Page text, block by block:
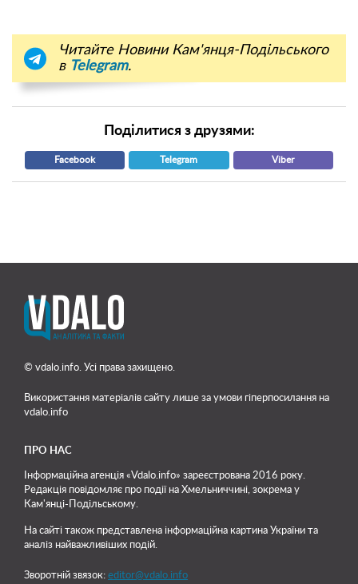
Читайте Новини Кам'янця-Подільського
в Telegram.
Поділитися з друзями:
Facebook Telegram Viber
© vdalo.info. Усі права захищено.
Використання матеріалів сайту лише за умови гіперпосилання на
vdalo.info
ПРО НАС
Інформаційна агенція «Vdalo.info» зареєстрована 2016 року.
Редакція повідомляє про події на Хмельниччині, зокрема у
Кам'янці-Подільському.
На сайті також представлена інформаційна картина України та
аналіз найважливіших подій.
Зворотній звязок: editor@vdalo.info